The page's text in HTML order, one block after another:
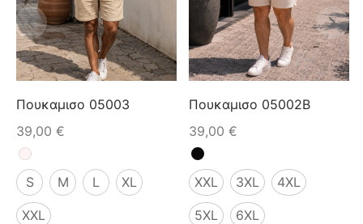
Πουκαμισο 05003
39,00 €
S M L XL
XXL
Πουκαμισο 05002B
39,00 €
XXL 3XL 4XL
5XL 6XL